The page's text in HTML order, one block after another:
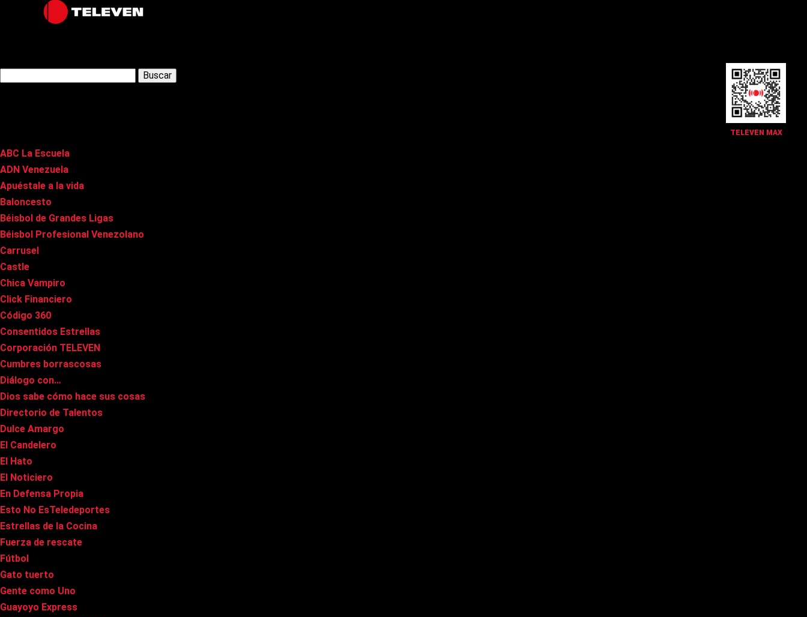
TELEVEN MAX
Latest Posts
ABC La Escuela
ADN Venezuela
Apuéstale a la vida
Baloncesto
Béisbol de Grandes Ligas
Béisbol Profesional Venezolano
Carrusel
Castle
Chica Vampiro
Click Financiero
Código 360
Consentidos Estrellas
Corporación TELEVEN
Cumbres borrascosas
Diálogo con…
Dios sabe cómo hace sus cosas
Directorio de Talentos
Dulce Amargo
El Candelero
El Hato
El Noticiero
En Defensa Propia
Esto No EsTeledeportes
Estrellas de la Cocina
Fuerza de rescate
Fútbol
Gato tuerto
Gente como Uno
Guayoyo Express